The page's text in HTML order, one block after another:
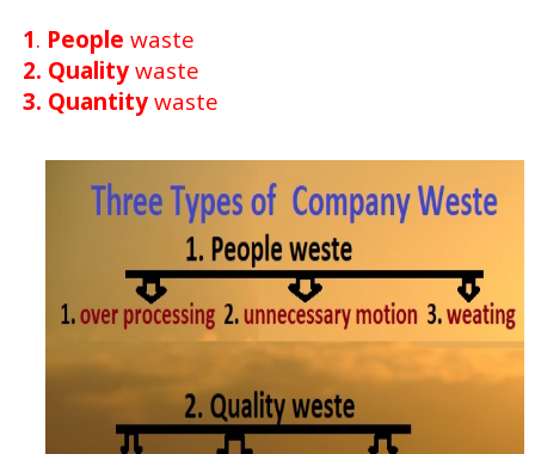
1. People waste
2. Qualitywaste
3. Quantitywaste